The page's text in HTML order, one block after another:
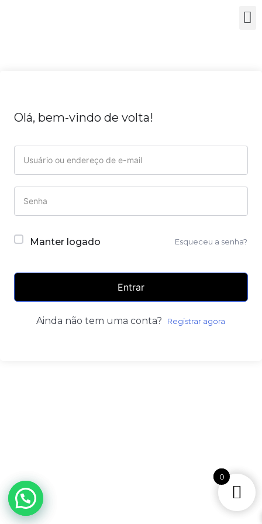
Olá, bem-vindo de volta!
Manter logado Esqueceu a senha?
Entrar
Ainda não tem uma conta? Registrar agora
0
0